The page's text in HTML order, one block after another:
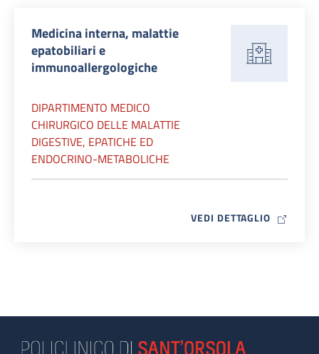
Medicina interna, malattie
epatobiliari e
immunoallergologiche
DIPARTIMENTO MEDICO
CHIRURGICO DELLE MALATTIE
DIGESTIVE, EPATICHE ED
ENDOCRINO-METABOLICHE
VEDI DETTAGLIO MAP ICON